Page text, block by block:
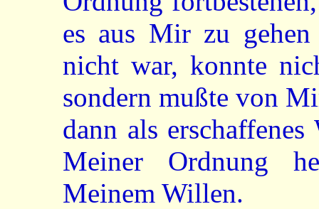
es aus Mir zu
nicht war, konnte
sondern mußte von
dann als
Meiner Ordnung
Meinem Willen.